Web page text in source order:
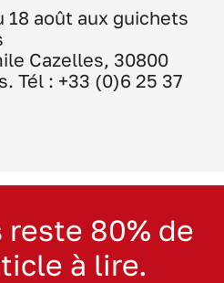
18 août aux guichets
Cazelles, 30800
Tél : +33 (0)6 25 37
reste 80% de
à lire.